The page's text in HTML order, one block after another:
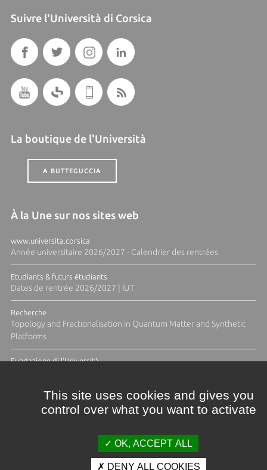
Suivre l'Università di Corsica
La boutique de l'Università
A BUTTEGUCCIA
À la Une sur nos sites web
www.universita.corsica
Année universitaire 2026/2027 - Calendrier des rentrées
Etudiants & futurs étudiants
Dates de rentrée 2026/2027 | IUT
Recherche
Topology and Fractionalisation in Quantum Matter and Synthetic
Platforms
Fundazione di l'Università
This site uses cookies and gives you
control over what you want to activate
OK, ACCEPT ALL
DENY ALL COOKIES